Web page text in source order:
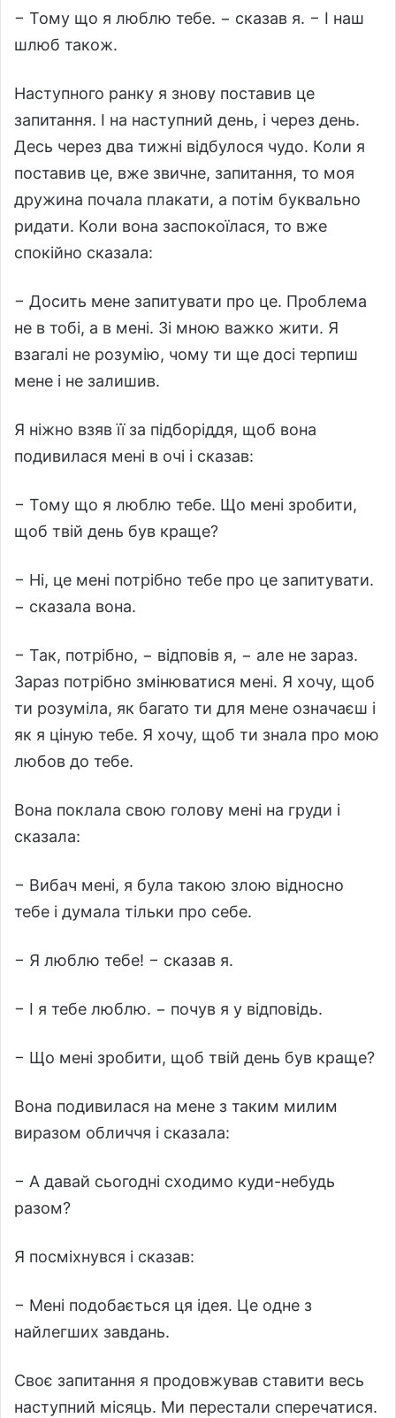
− Тому що я люблю тебе. − сказав я. − І наш
шлюб також.
Наступного ранку я знову поставив це
запитання. І на наступний день, і через день.
Десь через два тижні відбулося чудо. Коли я
поставив це, вже звичне, запитання, то моя
дружина почала плакати, а потім буквально
ридати. Коли вона заспокоїлася, то вже
спокійно сказала:
− Досить мене запитувати про це. Проблема
не в тобі, а в мені. Зі мною важко жити. Я
взагалі не розумію, чому ти ще досі терпиш
мене і не залишив.
Я ніжно взяв її за підборіддя, щоб вона
подивилася мені в очі і сказав:
− Тому що я люблю тебе. Що мені зробити,
щоб твій день був краще?
− Ні, це мені потрібно тебе про це запитувати.
− сказала вона.
− Так, потрібно, − відповів я, − але не зараз.
Зараз потрібно змінюватися мені. Я хочу, щоб
ти розуміла, як багато ти для мене означаєш і
як я ціную тебе. Я хочу, щоб ти знала про мою
любов до тебе.
Вона поклала свою голову мені на груди і
сказала:
− Вибач мені, я була такою злою відносно
тебе і думала тільки про себе.
− Я люблю тебе! − сказав я.
− І я тебе люблю. − почув я у відповідь.
− Що мені зробити, щоб твій день був краще?
Вона подивилася на мене з таким милим
виразом обличчя і сказала:
− А давай сьогодні сходимо куди-небудь
разом?
Я посміхнувся і сказав:
− Мені подобається ця ідея. Це одне з
найлегших завдань.
Своє запитання я продовжував ставити весь
наступний місяць. Ми перестали сперечатися.